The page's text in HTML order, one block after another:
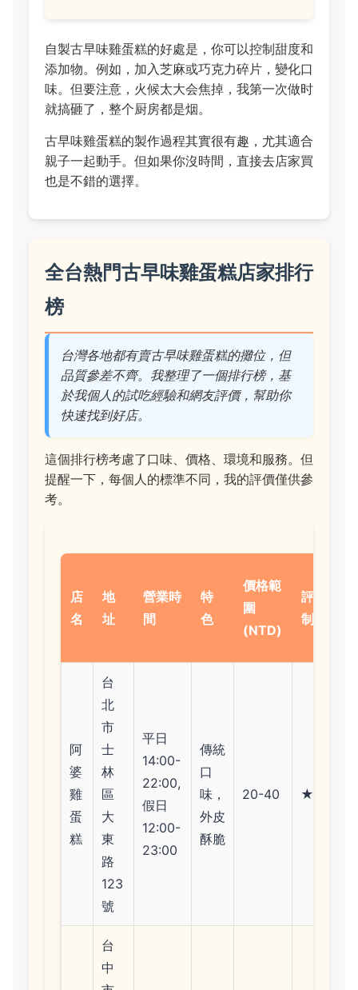
自製古早味雞蛋糕的好處是，你可以控制甜度和
添加物。例如，加入芝麻或巧克力碎片，變化口
味。但要注意，火候太大会焦掉，我第一次做时
就搞砸了，整个厨房都是烟。
古早味雞蛋糕的製作過程其實很有趣，尤其適合
親子一起動手。但如果你沒時間，直接去店家買
也是不錯的選擇。
全台熱門古早味雞蛋糕店家排行
榜
台灣各地都有賣古早味雞蛋糕的攤位，但
品質參差不齊。我整理了一個排行榜，基
於我個人的試吃經驗和網友評價，幫助你
快速找到好店。
這個排行榜考慮了口味、價格、環境和服務。但
提醒一下，每個人的標準不同，我的評價僅供參
考。
店
名
地
址
營業時
間
特
色
價格範
圍
(NTD)
評分 (5星
制)
阿
婆
雞
蛋
糕
台
北
市
士
林
區
大
東
路
123
號
平日
14:00-
22:00,
假日
12:00-
23:00
傳統
口
味，
外皮
酥脆
20-40
台
中